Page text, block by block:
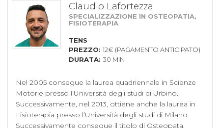
Claudio Lafortezza
SPECIALIZZAZIONE IN OSTEOPATIA,
FISIOTERAPIA
TENS
PREZZO: 12€ (PAGAMENTO ANTICIPATO)
DURATA: 30 MIN
Nel 2005 consegue la laurea quadriennale in Scienze
Motorie presso l’Università degli studi di Urbino.
Successivamente, nel 2013, ottiene anche la laurea in
Fisioterapia presso l’Università degli studi di Milano.
Successivamente consegue il titolo di Osteopata.